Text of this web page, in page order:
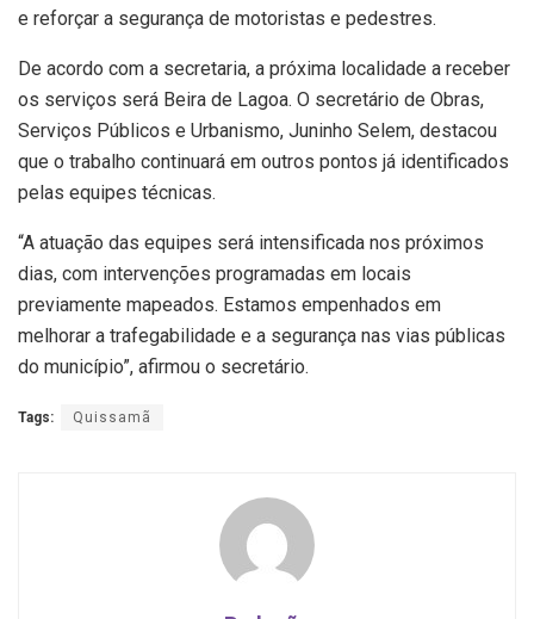
e reforçar a segurança de motoristas e pedestres.
De acordo com a secretaria, a próxima localidade a receber
os serviços será Beira de Lagoa. O secretário de Obras,
Serviços Públicos e Urbanismo, Juninho Selem, destacou
que o trabalho continuará em outros pontos já identificados
pelas equipes técnicas.
“A atuação das equipes será intensificada nos próximos
dias, com intervenções programadas em locais
previamente mapeados. Estamos empenhados em
melhorar a trafegabilidade e a segurança nas vias públicas
do município”, afirmou o secretário.
Tags: Quissamã